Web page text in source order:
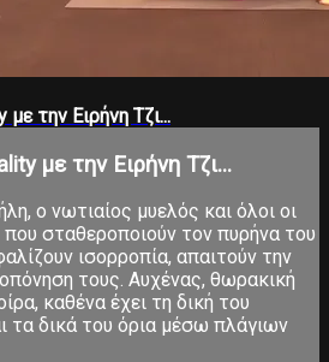
την Ειρήνη Τζι...
με την Ειρήνη Τζι...
ο νωτιαίος μυελός και όλοι οι
σταθεροποιούν τον πυρήνα του
ισορροπία, απαιτούν την
τους. Αυχένας, θωρακική
καθένα έχει τη δική του
τα δικά του όρια μέσω πλάγιων